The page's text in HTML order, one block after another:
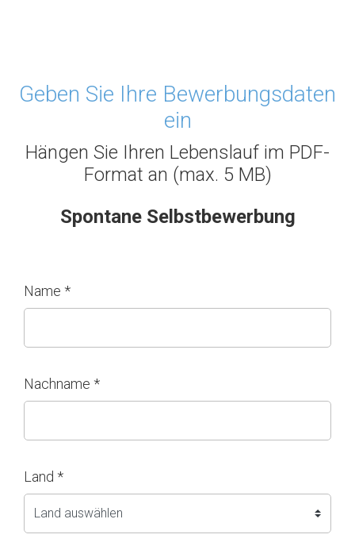
Geben Sie Ihre Bewerbungsdaten
ein
Hängen Sie Ihren Lebenslauf im PDF-
Format an (max. 5 MB)
Spontane Selbstbewerbung
Name *
Nachname *
Land *